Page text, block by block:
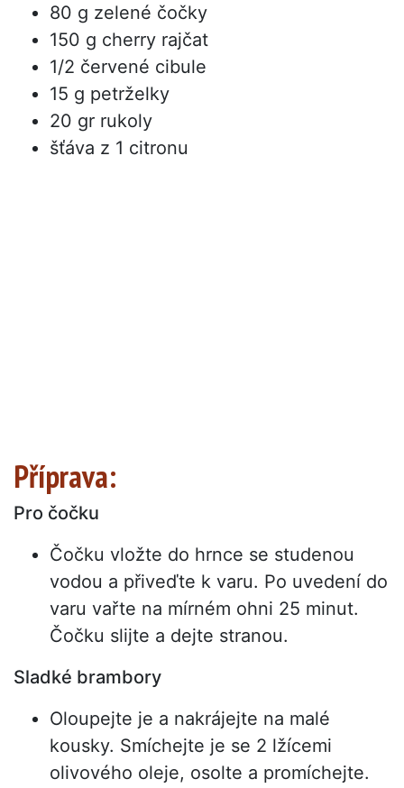
80 g zelené čočky
150 g cherry rajčat
1/2 červené cibule
15 g petrželky
20 gr rukoly
šťáva z 1 citronu
Příprava:
Pro čočku
Čočku vložte do hrnce se studenou
vodou a přiveďte k varu. Po uvedení do
varu vařte na mírném ohni 25 minut.
Čočku slijte a dejte stranou.
Sladké brambory
Oloupejte je a nakrájejte na malé
kousky. Smíchejte je se 2 lžícemi
olivového oleje, osolte a promíchejte.